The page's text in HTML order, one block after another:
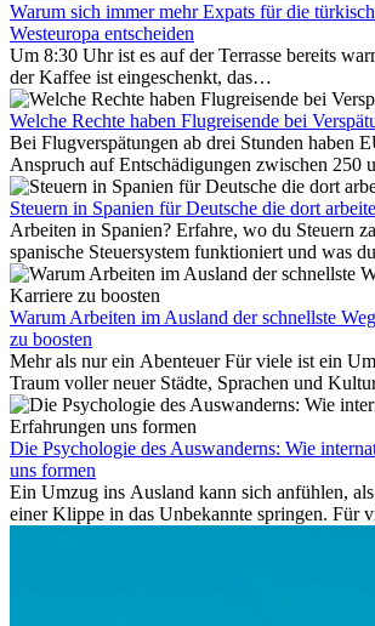
Warum sich immer mehr Expats für die
Westeuropa entscheiden
Um 8:30 Uhr ist es auf der Terrasse bereits
der Kaffee ist eingeschenkt, das
Meer ist nur wenige Meter entfernt. Für viele
Antalya ist das kein Urlaub. So beginnt ihr
Welche Rechte haben Flugreisende bei
Bei Flugverspätungen ab drei Stunden haben
Anspruch auf Entschädigungen zwischen 250
Person – gestaffelt nach Flugdistanz. Zusätzlich
Folgekosten wie Hotelübernachtungen oder
Anschlussflüge erstattet werden. Bereits ab
Verspätung muss die Airline Verpflegung und
Kommunikationsmöglichkeiten bereitstellen.
Fluggesellschaft die Zahlung, ist das nicht das
Schlichtungsstellen und spezialisierte Portale
auf Provisionsbasis weiter. Ansprüche
nach drei Jahren.
Steuern in Spanien für Deutsche die dort
Arbeiten in Spanien? Erfahre, wo du Steuern
spanische Steuersystem funktioniert und was
beachten musst.
Warum Arbeiten im Ausland der schnellste
zu boosten
Mehr als nur ein Abenteuer Für viele ist ein
Traum voller neuer Städte, Sprachen und
vom Abenteuer ist Arbeiten im...
Die Psychologie des Auswanderns: Wie
uns formen
Ein Umzug ins Ausland kann sich anfühlen,
einer Klippe in das Unbekannte springen. Für